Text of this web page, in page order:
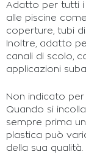
Adatto per tutti i
alle piscine
coperture, tubi
Inoltre, adatto
canali di scolo,
applicazioni
Non indicato per
Quando si
sempre prima
plastica può
della sua qualità.